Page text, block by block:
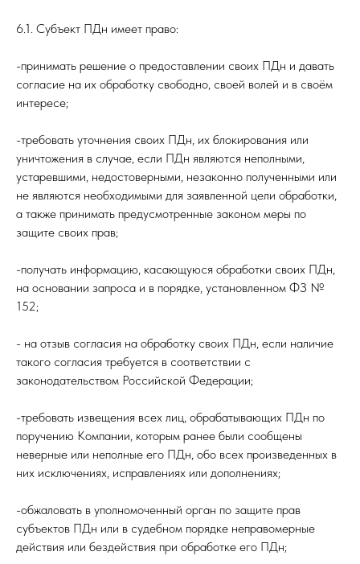
6.1. Субъект ПДн имеет право:
-принимать решение о предоставлении своих ПДн и давать
согласие на их обработку свободно, своей волей и в своём
интересе;
-требовать уточнения своих ПДн, их блокирования или
уничтожения в случае, если ПДн являются неполными,
устаревшими, недостоверными, незаконно полученными или
не являются необходимыми для заявленной цели обработки,
а также принимать предусмотренные законом меры по
защите своих прав;
-получать информацию, касающуюся обработки своих ПДн,
на основании запроса и в порядке, установленном ФЗ №
152;
- на отзыв согласия на обработку своих ПДн, если наличие
такого согласия требуется в соответствии с
законодательством Российской Федерации;
-требовать извещения всех лиц, обрабатывающих ПДн по
поручению Компании, которым ранее были сообщены
неверные или неполные его ПДн, обо всех произведенных в
них исключениях, исправлениях или дополнениях;
-обжаловать в уполномоченный орган по защите прав
субъектов ПДн или в судебном порядке неправомерные
действия или бездействия при обработке его ПДн;